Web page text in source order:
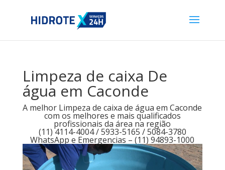
Limpeza de caixa De
água em Caconde
A melhor Limpeza de caixa de água em Caconde
com os melhores e mais qualificados
profissionais da área na região
(11) 4114-4004 / 5933-5165 / 5084-3780
WhatsApp e Emergencias – (11) 94893-1000